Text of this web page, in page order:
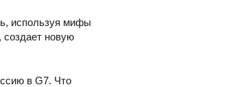
используя мифы
новую
в G7. Что